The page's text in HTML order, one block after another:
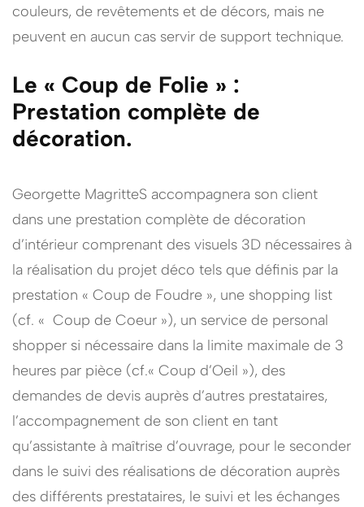
couleurs, de revêtements et de décors, mais ne
peuvent en aucun cas servir de support technique.
Le « Coup de Folie » :
Prestation complète de
décoration.
Georgette MagritteS accompagnera son client
dans une prestation complète de décoration
d’intérieur comprenant des visuels 3D nécessaires à
la réalisation du projet déco tels que définis par la
prestation « Coup de Foudre », une shopping list
(cf. « Coup de Coeur »), un service de personal
shopper si nécessaire dans la limite maximale de 3
heures par pièce (cf.« Coup d’Oeil »), des
demandes de devis auprès d’autres prestataires,
l’accompagnement de son client en tant
qu’assistante à maîtrise d’ouvrage, pour le seconder
dans le suivi des réalisations de décoration auprès
des différents prestataires, le suivi et les échanges